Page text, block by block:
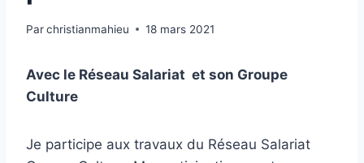
Parchristianmahieu 18 mars 2021
Avec le Réseau Salariat et son Groupe
Culture
Je participe aux travaux du Réseau Salariat